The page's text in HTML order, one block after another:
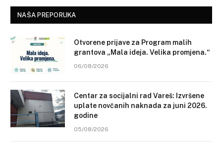
NAŠA PREPORUKA
Otvorene prijave za Program malih
grantova „Mala ideja. Velika promjena.“
06/08/2026
Centar za socijalni rad Vareš: Izvršene
uplate novčanih naknada za juni 2026.
godine
05/08/2026